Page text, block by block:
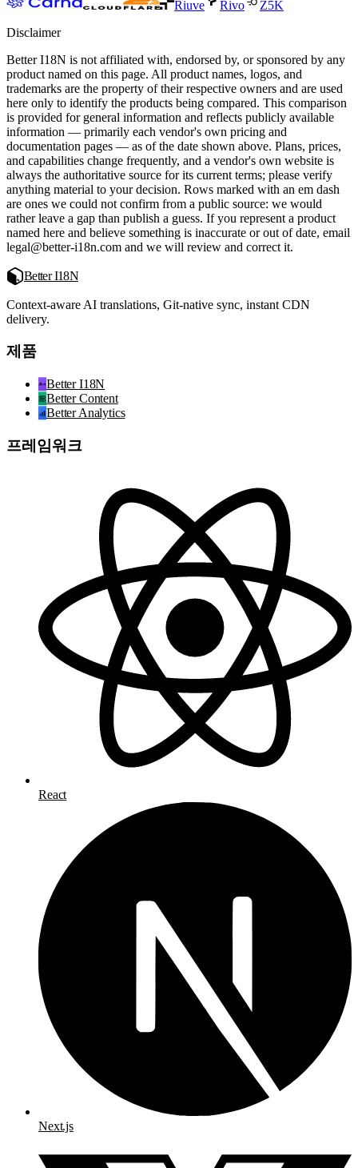
Riuve Rivo
Z5K
Disclaimer
Better I18N is not affiliated with, endorsed by, or sponsored by any
product named on this page. All product names, logos, and
trademarks are the property of their respective owners and are used
here only to identify the products being compared. This comparison
is provided for general information and reflects publicly available
information — primarily each vendor's own pricing and
documentation pages — as of the date shown above. Plans, prices,
and capabilities change frequently, and a vendor's own website is
always the authoritative source for its current terms; please verify
anything material to your decision. Rows marked with an em dash
are ones we could not confirm from a public source: we would
rather leave a gap than publish a guess. If you represent a product
named here and believe something is inaccurate or out of date, email
legal@better-i18n.com and we will review and correct it.
Better I18N
Context-aware AI translations, Git-native sync, instant CDN
delivery.
제품
Better I18N
Better Content
Better Analytics
프레임워크
React
Next.js